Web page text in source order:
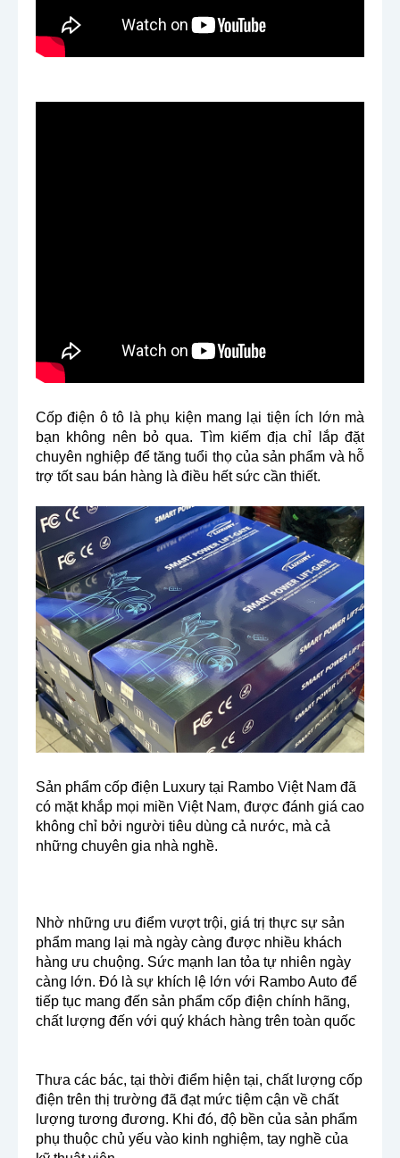
Cốp điện ô tô là phụ kiện mang lại tiện ích lớn mà
bạn không nên bỏ qua. Tìm kiếm địa chỉ lắp đặt
chuyên nghiệp để tăng tuổi thọ của sản phẩm và hỗ
trợ tốt sau bán hàng là điều hết sức cần thiết.
Sản phẩm cốp điện Luxury tại Rambo Việt Nam đã
có mặt khắp mọi miền Việt Nam, được đánh giá cao
không chỉ bởi người tiêu dùng cả nước, mà cả
những chuyên gia nhà nghề.
Nhờ những ưu điểm vượt trội, giá trị thực sự sản
phẩm mang lại mà ngày càng được nhiều khách
hàng ưu chuộng. Sức mạnh lan tỏa tự nhiên ngày
càng lớn. Đó là sự khích lệ lớn với Rambo Auto để
tiếp tục mang đến sản phẩm cốp điện chính hãng,
chất lượng đến với quý khách hàng trên toàn quốc
Thưa các bác, tại thời điểm hiện tại, chất lượng cốp
điện trên thị trường đã đạt mức tiệm cận về chất
lượng tương đương. Khi đó, độ bền của sản phẩm
phụ thuộc chủ yếu vào kinh nghiệm, tay nghề của